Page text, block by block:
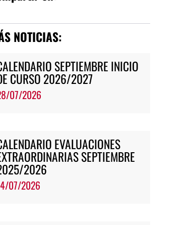
NOTICIAS:
SEPTIEMBRE INICIO
CURSO 2026/2027
07/2026
EVALUACIONES
SEPTIEMBRE
2026
07/2026